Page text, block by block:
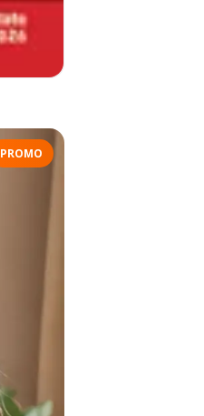
PROMO